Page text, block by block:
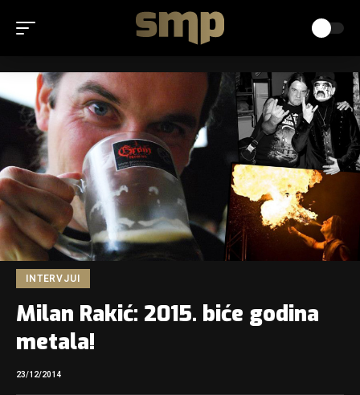
INTERVJUI
Milan Rakić: 2015. biće godina
metala!
23/12/2014